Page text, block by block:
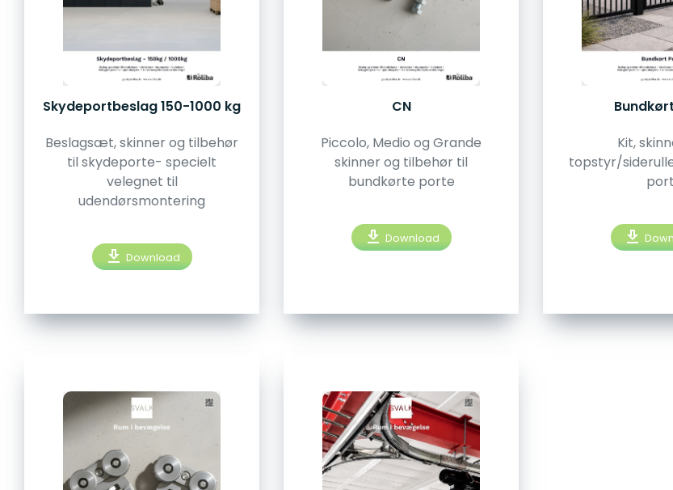
Skydeportbeslag 150-1000 kg
Beslagsæt, skinner og tilbehør
til skydeporte- specielt
velegnet til
udendørsmontering
download Download
CN
Piccolo, Medio og Grande
skinner og tilbehør til
bundkørte porte
download Download
Kit,
topstyr/
port
download